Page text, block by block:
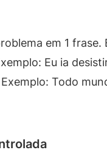
em 1
Eu ia
Todo